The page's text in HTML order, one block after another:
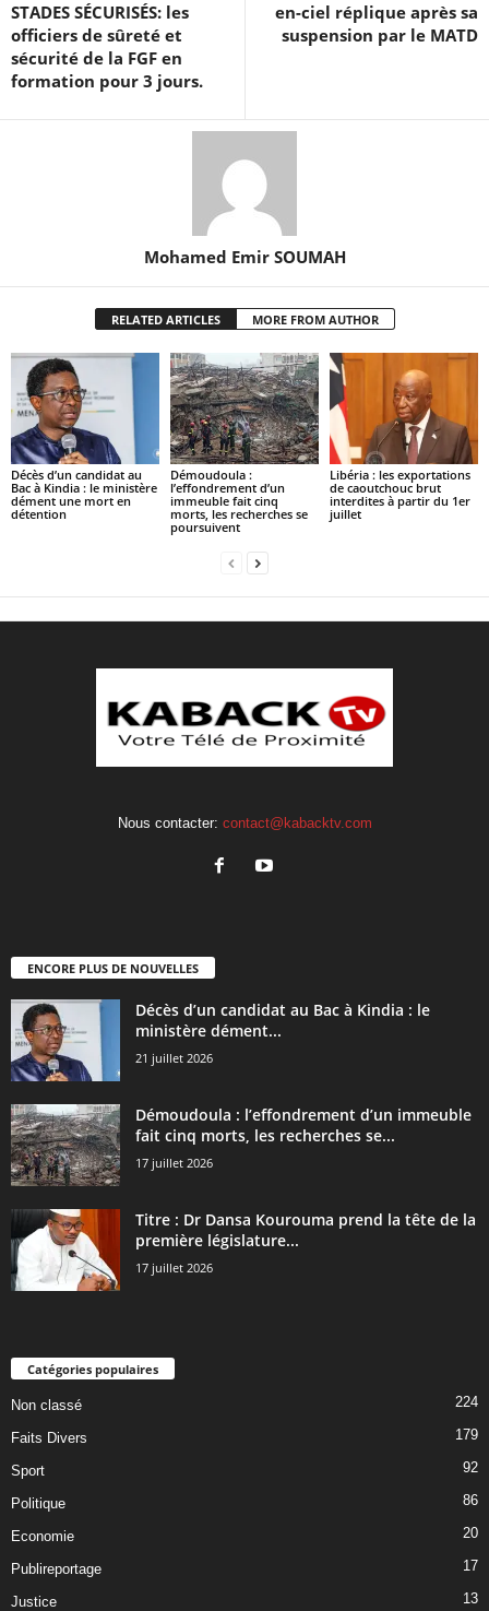
STADES SÉCURISÉS: les
officiers de sûreté et
sécurité de la FGF en
formation pour 3 jours.
en-ciel réplique après sa
suspension par le MATD
Mohamed Emir SOUMAH
RELATED ARTICLES MORE FROM AUTHOR
Décès d’un candidat au
Bac à Kindia : le ministère
dément une mort en
détention
Démoudoula :
l’effondrement d’un
immeuble fait cinq
morts, les recherches se
poursuivent
Libéria : les exportations
de caoutchouc brut
interdites à partir du 1er
juillet
Nous contacter: contact@kabacktv.com
ENCORE PLUS DE NOUVELLES
Décès d’un candidat au Bac à Kindia : le
ministère dément...
21 juillet 2026
Démoudoula : l’effondrement d’un immeuble
fait cinq morts, les recherches se...
17 juillet 2026
Titre : Dr Dansa Kourouma prend la tête de la
première législature...
17 juillet 2026
Catégories populaires
Non classé 224
Faits Divers 179
Sport 92
Politique 86
Economie 20
Publireportage 17
Justice 13